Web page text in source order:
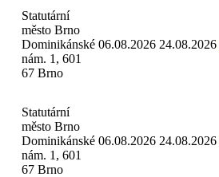
Statutární
město Brno
Dominikánské
nám. 1, 601
67 Brno
06.08.2026 24.08.2026
Statutární
město Brno
Dominikánské
nám. 1, 601
67 Brno
06.08.2026 24.08.2026